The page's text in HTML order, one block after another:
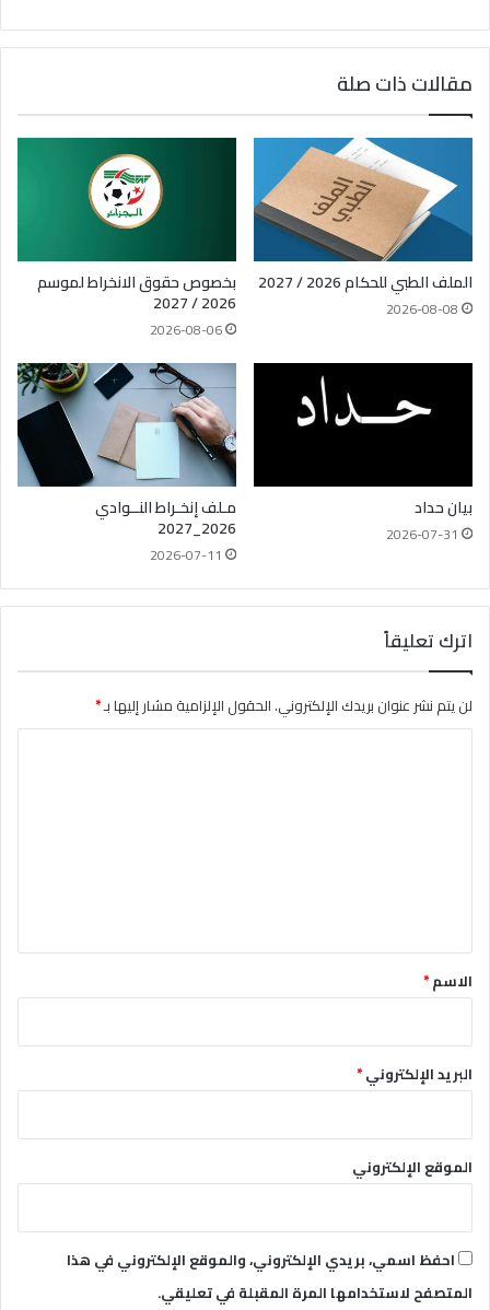
مقالات ذات صلة
الملف الطبي للحكام 2026 / 2027
2026-08-08
بخصوص حقوق الانخراط لموسم
2026 / 2027
2026-08-06
بيان حداد
2026-07-31
مـلف إنخـراط النــوادي
2026_2027
2026-07-11
اترك تعليقاً
لن يتم نشر عنوان بريدك الإلكتروني.الحقول الإلزامية مشار إليها بـ*
*الاسم*
البريد الإلكتروني*
الموقع الإلكتروني
احفظ اسمي، بريدي الإلكتروني، والموقع الإلكتروني في هذا
المتصفح لاستخدامها المرة المقبلة في تعليقي.